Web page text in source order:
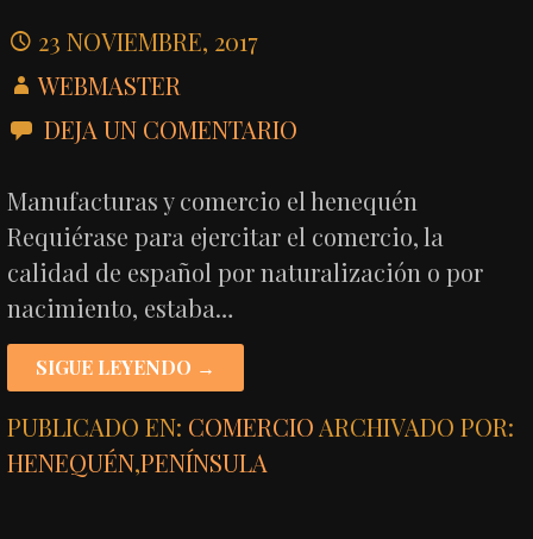
23 NOVIEMBRE, 2017
WEBMASTER
DEJA UN COMENTARIO
Manufacturas y comercio el henequén
Requiérase para ejercitar el comercio, la
calidad de español por naturalización o por
nacimiento, estaba…
SIGUE LEYENDO →
PUBLICADO EN: COMERCIOARCHIVADO POR:
HENEQUÉN,PENÍNSULA